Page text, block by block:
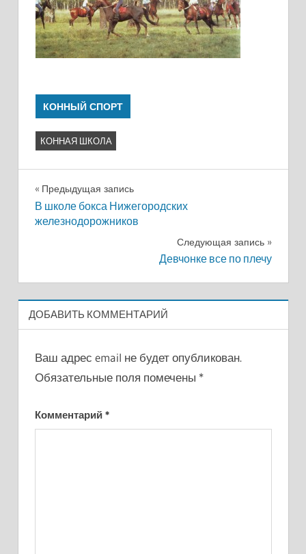
КОННЫЙ СПОРТ
КОННАЯ ШКОЛА
Навигация
по
Предыдущая запись
В школе бокса Нижегородских
железнодорожников
Следующая запись
Девчонке все по плечу
ДОБАВИТЬ КОММЕНТАРИЙ
Ваш адрес email не будет опубликован.
Обязательные поля помечены *
Комментарий *